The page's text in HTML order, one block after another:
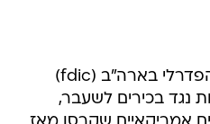
תאגיד ביטוח הפיקדונות הפדרלי בארה"ב (fdic)
נגד בכירים לשעבר,